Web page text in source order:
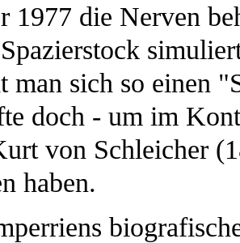
1977 die Nerven
man sich so einen
doch - um im
von Schleicher
haben.